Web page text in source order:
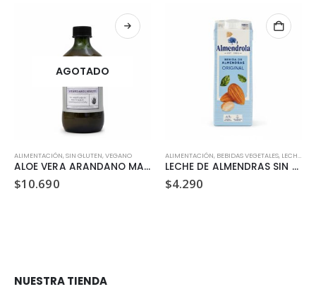
AGOTADO
ALIMENTACIÓN,SIN GLUTEN,VEGANO
ALOE VERA ARANDANO MAQUI (500ML)
$10.690
ALIMENTACIÓN, BEBIDAS VEGETALES, LECHES Y JUGOS
LECHE DE ALMENDRAS SIN AZÚCAR ALMENDROLA 1 LITRO
$4.290
NUESTRA TIENDA